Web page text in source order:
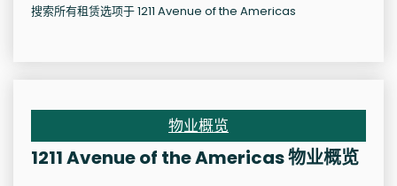
搜索所有租赁选项于 1211 Avenue of the Americas
物业概览
1211 Avenue of the Americas 物业概览